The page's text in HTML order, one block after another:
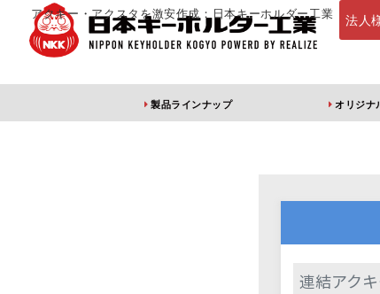
アクキー・アクスタを激安作成：日本キーホルダー工業 法人
製品ラインナップ オリジナ
連結アク